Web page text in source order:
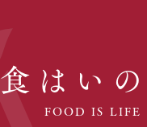
食はい
FOOD IS LIFE